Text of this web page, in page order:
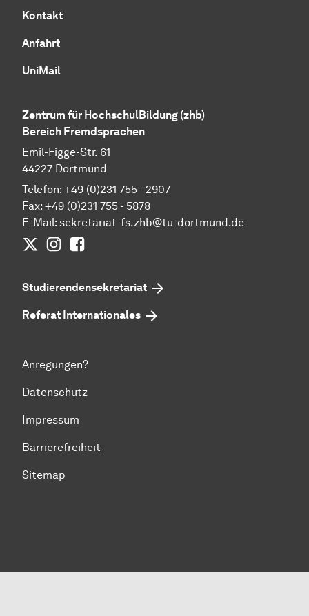
Kontakt
Anfahrt
UniMail
Zentrum für HochschulBildung (zhb)
Bereich Fremdsprachen
Emil-Figge-Str. 61
44227 Dortmund
Telefon: +49 (0)231 755 - 2907
Fax: +49 (0)231 755 - 5878
E-Mail: sekretariat-fs.zhb@tu-dortmund.de
TwitterInstagram
Studierendensekretariat
Referat Internationales
Anregungen?
Datenschutz
Impressum
Barrierefreiheit
Sitemap